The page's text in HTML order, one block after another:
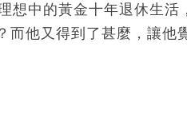
想中的黃金十年退休生活
他又得到了甚麼，讓他